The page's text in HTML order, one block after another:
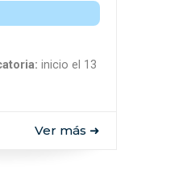
inicio el 13
Ver más ➜